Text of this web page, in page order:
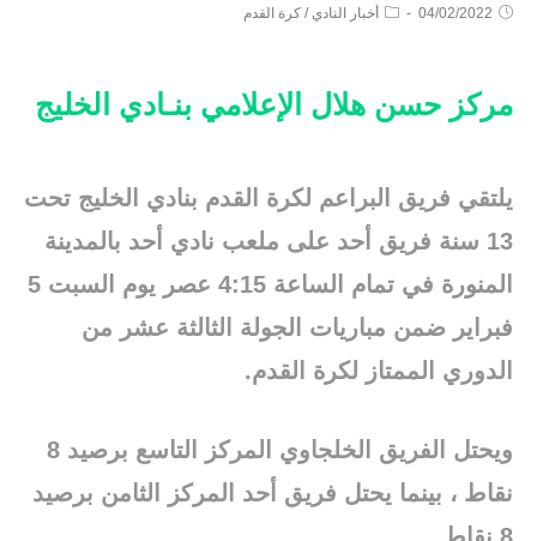
04/02/2022 أخبار النادي / كرة القدم
مركز حسن هلال الإعلامي بنـادي الخليج
يلتقي فريق البراعم لكرة القدم بنادي الخليج تحت
13 سنة فريق أحد على ملعب نادي أحد بالمدينة
المنورة في تمام الساعة 4:15 عصر يوم السبت 5
فبراير ضمن مباريات الجولة الثالثة عشر من
الدوري الممتاز لكرة القدم.
ويحتل الفريق الخلجاوي المركز التاسع برصيد 8
نقاط ، بينما يحتل فريق أحد المركز الثامن برصيد